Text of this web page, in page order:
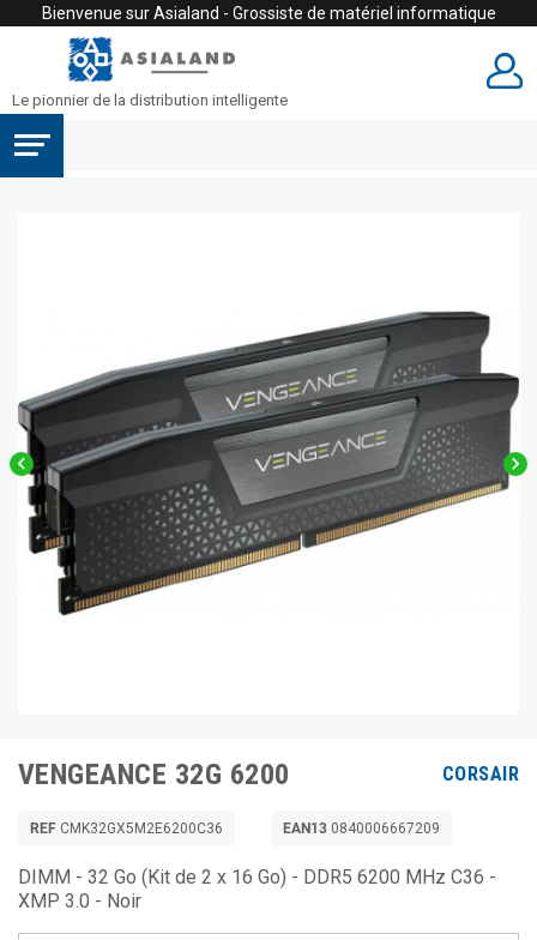
Bienvenue sur Asialand - Grossiste de matériel informatique
Le pionnier de la distribution intelligente
 
VENGEANCE 32G 6200 CORSAIR
REF CMK32GX5M2E6200C36 EAN13 0840006667209
DIMM - 32 Go (Kit de 2 x 16 Go) - DDR5 6200 MHz C36 -
XMP 3.0 - Noir